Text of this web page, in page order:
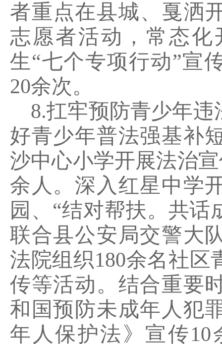
者重点在县城、戛洒
志愿者活动，常态
生“七个专项行动”宣
20余次。
8.扛牢预防青少年
好青少年普法强基补
沙中心小学开展法治
余人。深入红星中学
园、 “结对帮扶。共话
联合县公安局交警大
法院组织180余名社区
传等活动。结合重要
和国预防未成年人犯
年人保护法》宣传10